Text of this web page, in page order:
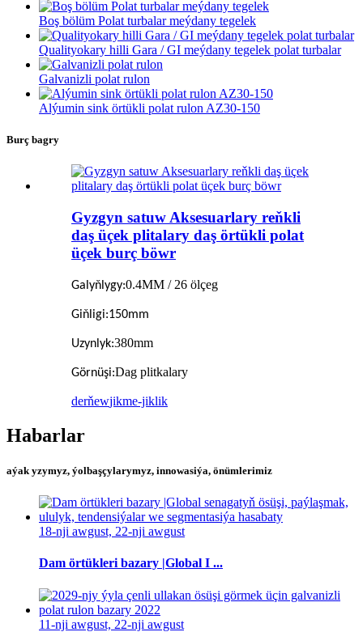
Boş bölüm Polat turbalar meýdany tegelek
Qualityokary hilli Gara / GI meýdany tegelek polat turbalar
Galvanizli polat rulon
Alýumin sink örtükli polat rulon AZ30-150
Burç bagry
Gyzgyn satuw Aksesuarlary reňkli
daş üçek plitalary daş örtükli polat
üçek burç böwr
Galyňlygy:0.4MM / 26 ölçeg
Giňligi:150mm
Uzynlyk:380mm
Görnüşi:Dag plitkalary
derňewjikme-jiklik
Habarlar
aýak yzymyz, ýolbaşçylarymyz, innowasiýa, önümlerimiz
18-nji awgust, 22-nji awgust
Dam örtükleri bazary |Global I ...
11-nji awgust, 22-nji awgust